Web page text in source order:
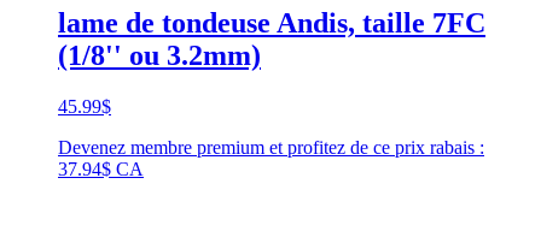
lame de tondeuse Andis, taille 7FC
(1/8'' ou 3.2mm)
45.99$
Devenez membre premium et profitez de ce prix rabais :
37.94$ CA